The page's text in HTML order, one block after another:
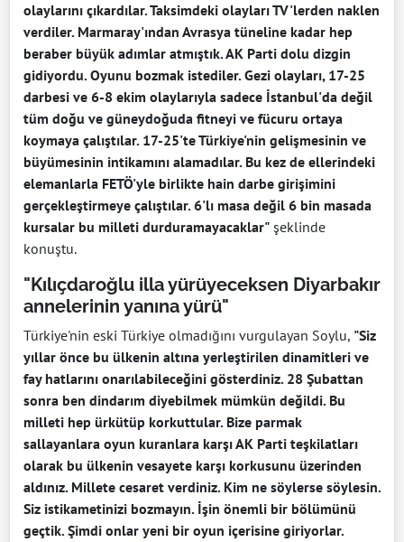
olaylarını çıkardılar. Taksimdeki olayları TV'lerden naklen
verdiler. Marmaray'ından Avrasya tüneline kadar hep
beraber büyük adımlar atmıştık. AK Parti dolu dizgin
gidiyordu. Oyunu bozmak istediler. Gezi olayları, 17-25
darbesi ve 6-8 ekim olaylarıyla sadece İstanbul'da değil
tüm doğu ve güneydoğuda fitneyi ve fücuru ortaya
koymaya çalıştılar. 17-25'te Türkiye'nin gelişmesinin ve
büyümesinin intikamını alamadılar. Bu kez de ellerindeki
elemanlarla FETÖ'yle birlikte hain darbe girişimini
gerçekleştirmeye çalıştılar. 6'lı masa değil 6 bin masada
kursalar bu milleti durduramayacaklar" şeklinde
konuştu.
"Kılıçdaroğlu illa yürüyeceksen Diyarbakır
annelerinin yanına yürü"
Türkiye'nin eski Türkiye olmadığını vurgulayan Soylu, "Siz
yıllar önce bu ülkenin altına yerleştirilen dinamitleri ve
fay hatlarını onarılabileceğini gösterdiniz. 28 Şubattan
sonra ben dindarım diyebilmek mümkün değildi. Bu
milleti hep ürkütüp korkuttular. Bize parmak
sallayanlara oyun kuranlara karşı AK Parti teşkilatları
olarak bu ülkenin vesayete karşı korkusunu üzerinden
aldınız. Millete cesaret verdiniz. Kim ne söylerse söylesin.
Siz istikametinizi bozmayın. İşin önemli bir bölümünü
geçtik. Şimdi onlar yeni bir oyun içerisine giriyorlar.